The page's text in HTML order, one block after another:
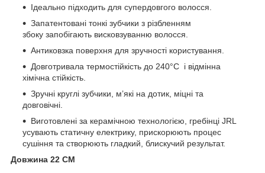
Ідеально підходить для супердовгого волосся.
Запатентовані тонкі зубчики з різбленням
збоку запобігають висковзуванню волосся.
Антиковзка поверхня для зручності користування.
Довготривала термостійкість до 240°C і відмінна
хімічна стійкість.
Зручні круглі зубчики, м’які на дотик, міцні та
довговічні.
Виготовлені за керамічною технологією, гребінці JRL
усувають статичну електрику, прискорюють процес
сушіння та створюють гладкий, блискучий результат.
Довжина 22 CM